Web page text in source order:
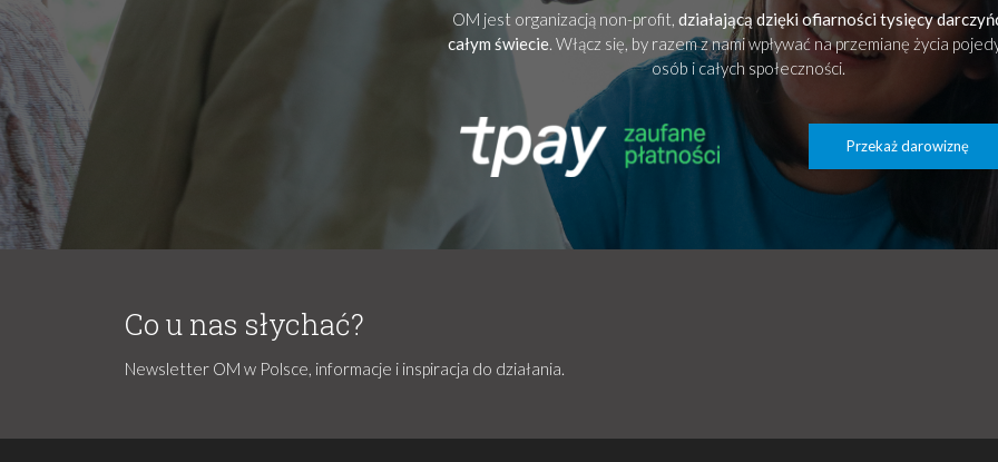
OM jest organizacją non-profit, działającą dzięki ofiarności tysięcy
całym świecie. Włącz się, by razem z nami wpływać na przemianę życia
osób i całych społeczności.
Przekaż darowiznę
Co u nas słychać?
Newsletter OM w Polsce, informacje i inspiracja do działania.